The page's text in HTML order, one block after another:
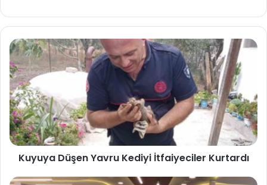
Kuyuya Düşen Yavru Kediyi İtfaiyeciler Kurtardı